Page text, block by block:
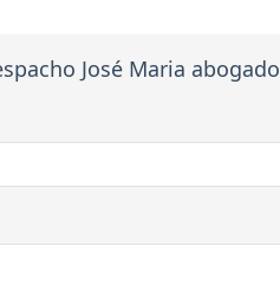
José Maria abogado